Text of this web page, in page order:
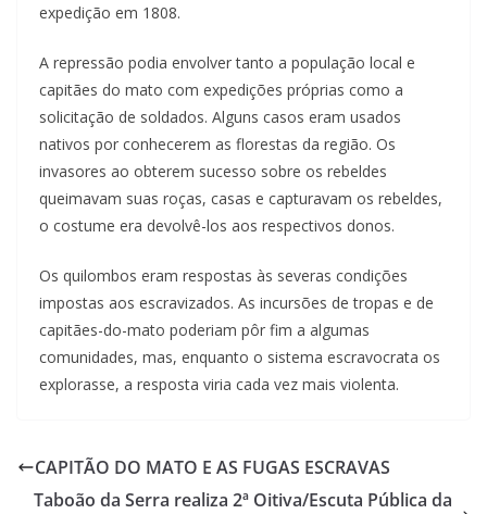
expedição em 1808.
A repressão podia envolver tanto a população local e
capitães do mato com expedições próprias como a
solicitação de soldados. Alguns casos eram usados
nativos por conhecerem as florestas da região. Os
invasores ao obterem sucesso sobre os rebeldes
queimavam suas roças, casas e capturavam os rebeldes,
o costume era devolvê-los aos respectivos donos.
Os quilombos eram respostas às severas condições
impostas aos escravizados. As incursões de tropas e de
capitães-do-mato poderiam pôr fim a algumas
comunidades, mas, enquanto o sistema escravocrata os
explorasse, a resposta viria cada vez mais violenta.
CAPITÃO DO MATO E AS FUGAS ESCRAVAS
Taboão da Serra realiza 2ª Oitiva/Escuta Pública da